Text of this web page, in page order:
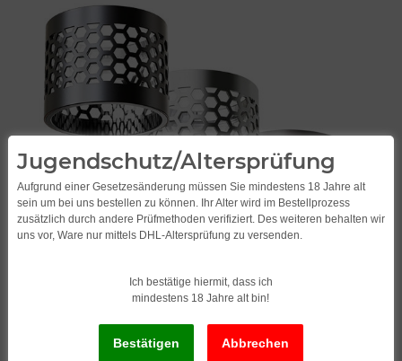
Jugendschutz/Altersprüfung
Aufgrund einer Gesetzesänderung müssen Sie mindestens 18 Jahre alt
sein um bei uns bestellen zu können. Ihr Alter wird im Bestellprozess
zusätzlich durch andere Prüfmethoden verifiziert. Des weiteren behalten wir
uns vor, Ware nur mittels DHL-Altersprüfung zu versenden.
Ich bestätige hiermit, dass ich
mindestens 18 Jahre alt bin!